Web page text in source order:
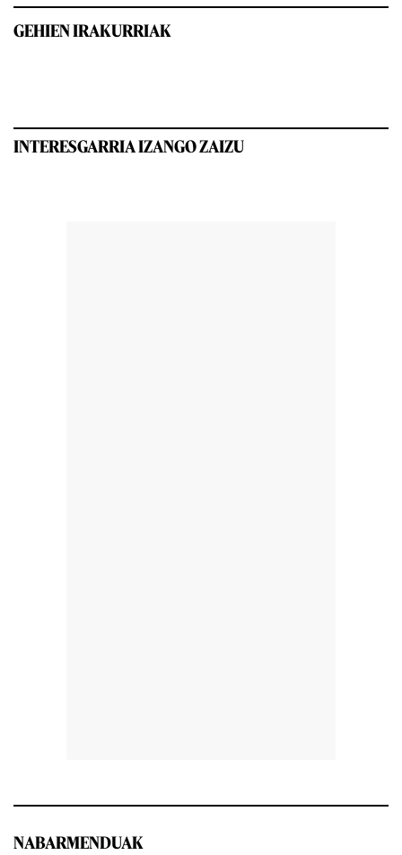
GEHIEN IRAKURRIAK
INTERESGARRIA IZANGO ZAIZU
NABARMENDUAK